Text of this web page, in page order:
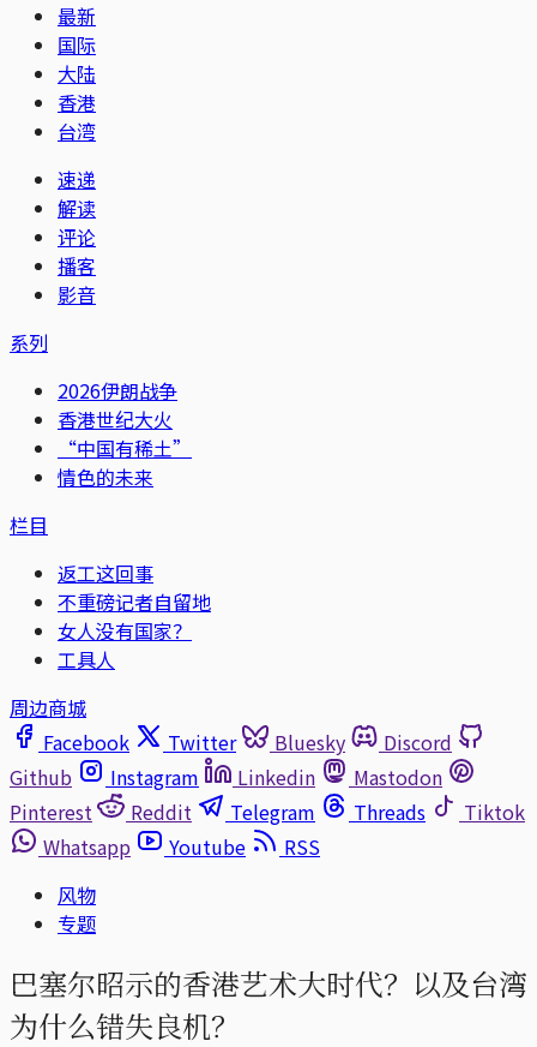
最新
国际
大陆
香港
台湾
速递
解读
评论
播客
影音
系列
2026伊朗战争
香港世纪大火
“中国有稀土”
情色的未来
栏目
返工这回事
不重磅记者自留地
女人没有国家？
工具人
周边商城
Facebook
Twitter Bluesky
Discord
Github
Instagram Linkedin
Mastodon
Pinterest
Reddit Telegram Threads
Tiktok
Whatsapp
Youtube
RSS
风物
专题
巴塞尔昭示的香港艺术大时代？以及台湾
为什么错失良机？